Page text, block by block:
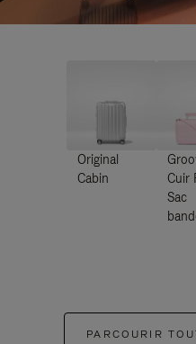
Original
Cabin
Cuir
Sac
PARCOURIR